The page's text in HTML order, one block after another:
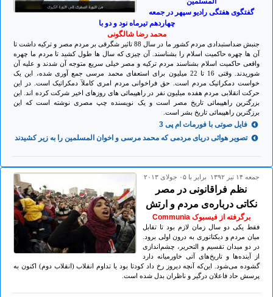
گفتگوی هفتگی رادیو سپهر در جمعه
چهاردهم تیرماه نود و دو با
محمد رضا شالگونی
جنبش ضداستبدادی مردم کشور ما در سال 88 تاثیر شگرقی بر مردم مصر و ترکیه داشت تا
آن ها چهره حاکمیت اسلام را بشناسند. آن چیزی که سال ها طول کشید تا مردم ما چهره
واقعی حاکمیت اسلام بشناسند مردم ترکیه و مصر خیلی سریع متوجه آن شدند و علیه آن
شوریدند. وقتی 16 تا 22 میلیون برای استعفای محمد مرسی جمع آوری شده، این یک
خواست دمکراتیک مردم است. حق فراخوانی مردم امری کاملآ دمکراتیک است. در این
حرکت انقلابی مردم هفده میلیون نفر در راهپیمائی های روزهای اخیر شرکت کرده اند. این
بزرگترین راهپیمائی تاریخ مصر است و یک نویسنده چپ مصری نوشته است که این
برزگترین راهپیمائی تاریخ بشر است.
فایل صوتی با فورمات ام پی 3
تصویر هوائی دریای مردمی که محمد مرسی و اخوان المسلمین را به زیر کشیدند
جمعه ۱۴ تير ۱۳۹۲ برابر با ۰۵ جولای ۲۰۱۳
نظم فراقانونی در مصر
نکاتی درباره‌ی مردم و ارتش
برگرفته از فیسبوک Communia
فقط یکی دو سال زمان لازم بود تا تقابل
میان مردم و دیکتاتوری به درون اولی برود.
در دو میدان تقسیم و التحریر، چشم‌اندازی
از آینده‌ها و تاریخ‌های آتی خاورمیانه دارد
گشوده می‌شود. این‌که آنچه دیروز رخ داد کودتا بود یا تداوم انقلاب (انقلاب دوم) اکنون به
پرسش حاد فاعلان درگیر و ناظران بدل شده است.